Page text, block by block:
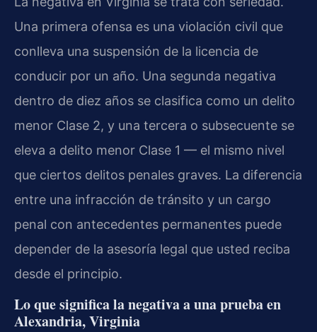
Una primera ofensa es una violación civil que
conlleva una suspensión de la licencia de
conducir por un año. Una segunda negativa
dentro de diez años se clasifica como un delito
menor Clase 2, y una tercera o subsecuente se
eleva a delito menor Clase 1 — el mismo nivel
que ciertos delitos penales graves. La diferencia
entre una infracción de tránsito y un cargo
penal con antecedentes permanentes puede
depender de la asesoría legal que usted reciba
desde el principio.
Lo que significa la negativa a una prueba en
Alexandria, Virginia